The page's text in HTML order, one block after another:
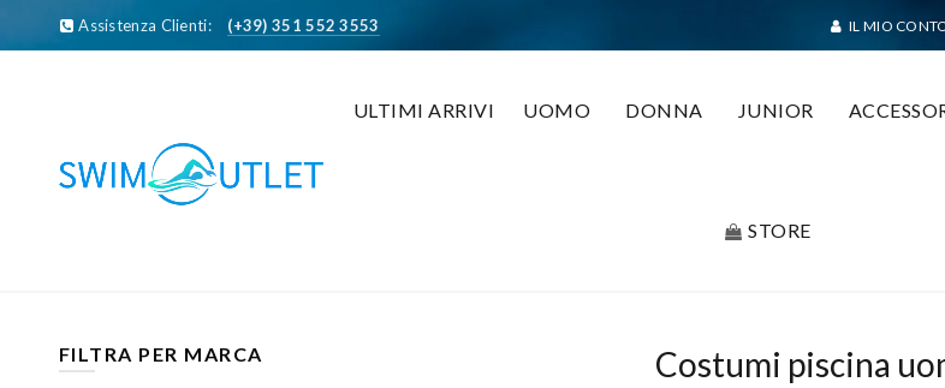
Assistenza Clienti: (+39) 351 552 3553 IL MIO
ULTIMI ARRIVI UOMO DONNA JUNIOR
STORE
Costumi piscina
FILTRA PER MARCA